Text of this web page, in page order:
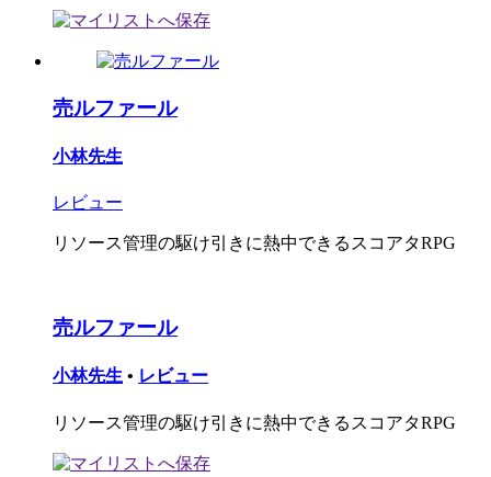
売ルファール
小林先生
レビュー
リソース管理の駆け引きに熱中できるスコアタRPG
売ルファール
小林先生 • レビュー
リソース管理の駆け引きに熱中できるスコアタRPG